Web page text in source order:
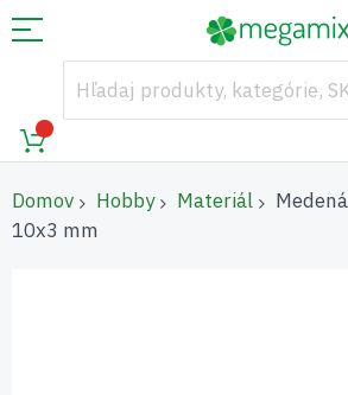
Domov Hobby Materiál
10x3 mm